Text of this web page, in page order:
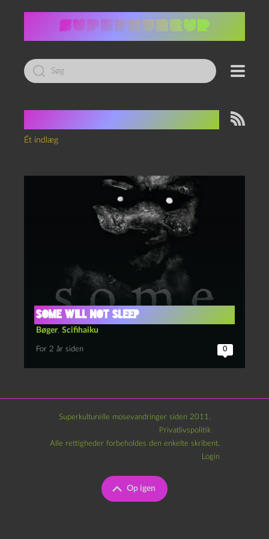
Led
efter:
Ét indlæg
Some Will Not Sleep
Bøger, Scifihaiku
For 2 år siden 0
Superkulturelle mosevandringer siden 2011.
Privatlivspolitik
Op igen
Alle rettigheder forbeholdes den enkelte skribent.
Login